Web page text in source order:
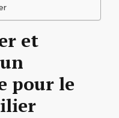
et
pour le